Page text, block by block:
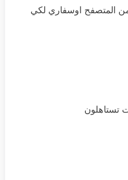
المتصفح اوسفاري لكي
تستاهلون